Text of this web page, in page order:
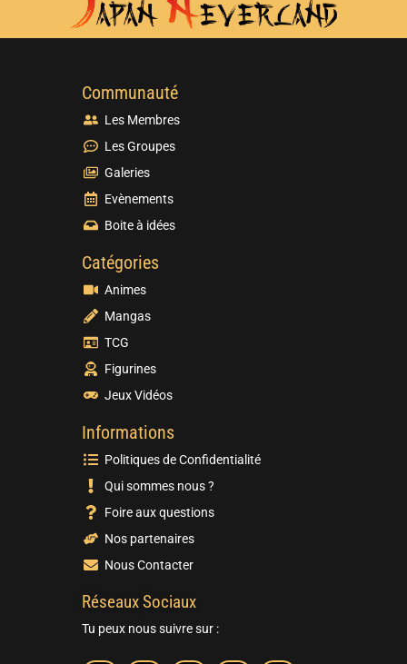
Communauté
Les Membres
Les Groupes
Galeries
Evènements
Boite à idées
Catégories
Animes
Mangas
TCG
Figurines
Jeux Vidéos
Informations
Politiques de Confidentialité
Qui sommes nous ?
Foire aux questions
Nos partenaires
Nous Contacter
Réseaux Sociaux
Tu peux nous suivre sur :